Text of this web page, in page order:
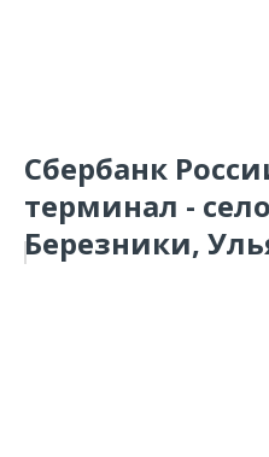
Сбербанк
терминал -
Березники,